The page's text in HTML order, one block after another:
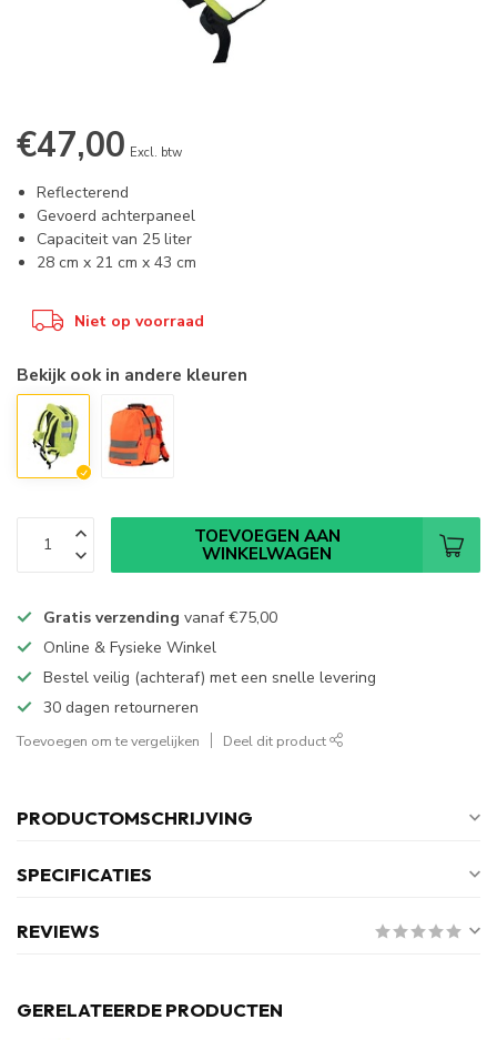
€47,00 Excl. btw
Reflecterend
Gevoerd achterpaneel
Capaciteit van 25 liter
28 cm x 21 cm x 43 cm
Niet op voorraad
Bekijk ook in andere kleuren
TOEVOEGEN AAN
WINKELWAGEN
Gratis verzending vanaf€75,00
Online & Fysieke Winkel
Bestel veilig (achteraf) met een snelle levering
30 dagen retourneren
Toevoegen om te vergelijken Deel dit product
PRODUCTOMSCHRIJVING
SPECIFICATIES
REVIEWS
GERELATEERDE PRODUCTEN